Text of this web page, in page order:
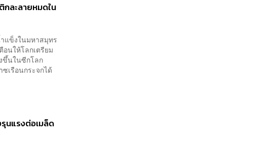
กละลายหมดใน
แข็งในมหาสมุทร
นให้โลกเตรียม
ขึ้นในซีกโลก
เรือนกระจกได้
นแรงต่อเมล็ด